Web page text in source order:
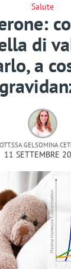
Salute
di
a
GELSOMINA
11 SETTEMBRE